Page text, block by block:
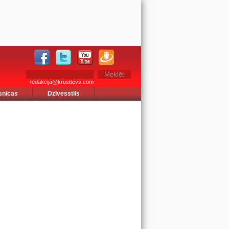
redakcija@krusttevs.com
Dzīvesstils